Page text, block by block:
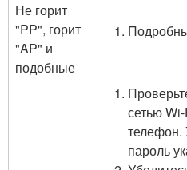
Не горит
"PP", горит
"AP" и
подобные
сетью
телефон.
пароль